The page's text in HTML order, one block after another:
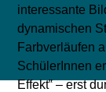
interessante
dynamischen
Farbverläufen
SchülerInnen
Effekt‟ – erst